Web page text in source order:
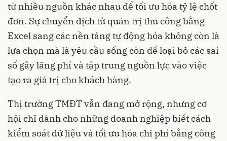
từ nhiều nguồn khác nhau để tối ưu hóa tỷ lệ chốt
đơn. Sự chuyển dịch từ quản trị thủ công bằng
Excel sang các nền tảng tự động hóa không còn là
lựa chọn mà là yêu cầu sống còn để loại bỏ các sai
số gây lãng phí và tập trung nguồn lực vào việc
tạo ra giá trị cho khách hàng.
Thị trường TMĐT vẫn đang mở rộng, nhưng cơ
hội chỉ dành cho những doanh nghiệp biết cách
kiểm soát dữ liệu và tối ưu hóa chi phí bằng công